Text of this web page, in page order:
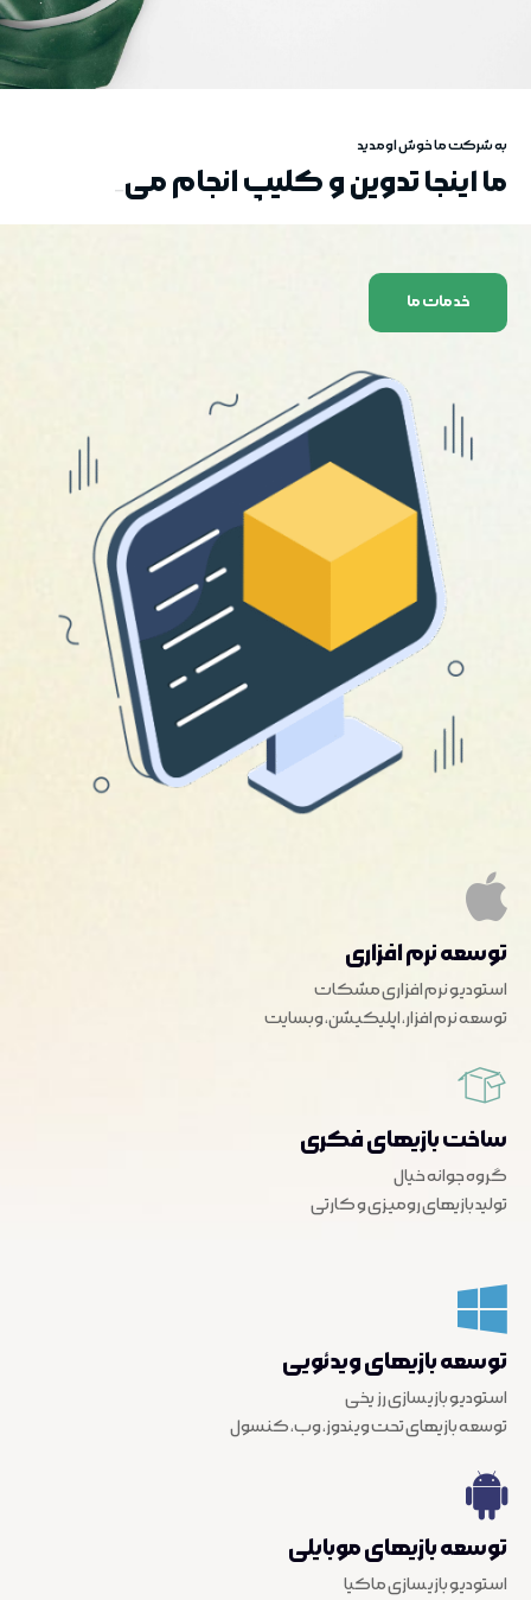
به شرکت ما خوش اومدید
ما اینجاتدوین و کلیپ انجام میدیم
خدمات ما
مولد تصویر ربات چت
توسعه نرم افزاری
استودیو نرم افزاری مشکات
توسعه نرم افزار، اپلیکیشن، وبسایت
ساخت بازیهای فکری
گروه جوانه خیال
تولید بازیهای رومیزی و کارتی
توسعه بازیهای ویدئویی
استودیو بازیسازی رز یخی
توسعه بازیهای تحت ویندوز، وب، کنسول
توسعه بازیهای موبایلی
استودیو بازیسازی ماکیا